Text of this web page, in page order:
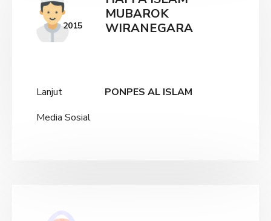
2015
MUBAROK
WIRANEGARA
Lanjut
PONPES AL ISLAM
Media Sosial